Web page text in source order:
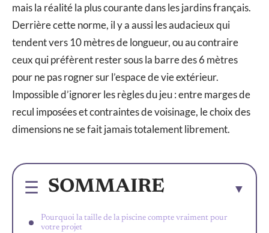
mais la réalité la plus courante dans les jardins français.
Derrière cette norme, il y a aussi les audacieux qui
tendent vers 10 mètres de longueur, ou au contraire
ceux qui préfèrent rester sous la barre des 6 mètres
pour ne pas rogner sur l’espace de vie extérieur.
Impossible d’ignorer les règles du jeu : entre marges de
recul imposées et contraintes de voisinage, le choix des
dimensions ne se fait jamais totalement librement.
SOMMAIRE
Pourquoi la taille de la piscine compte vraiment pour
votre projet